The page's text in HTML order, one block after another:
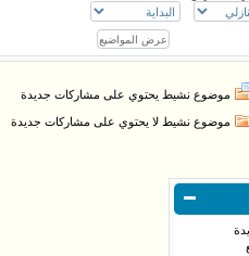
موضوع نشيط يحتوي على مشاركات جديدة
موضوع نشيط لا يحتوي على مشاركات جديدة